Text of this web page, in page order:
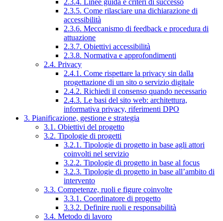
2.3.4. Linee guida e criteri di successo
2.3.5. Come rilasciare una dichiarazione di
accessibilità
2.3.6. Meccanismo di feedback e procedura di
attuazione
2.3.7. Obiettivi accessibilità
2.3.8. Normativa e approfondimenti
2.4. Privacy
2.4.1. Come rispettare la privacy sin dalla
progettazione di un sito o servizio digitale
2.4.2. Richiedi il consenso quando necessario
2.4.3. Le basi del sito web: architettura,
informativa privacy, riferimenti DPO
3. Pianificazione, gestione e strategia
3.1. Obiettivi del progetto
3.2. Tipologie di progetti
3.2.1. Tipologie di progetto in base agli attori
coinvolti nel servizio
3.2.2. Tipologie di progetto in base al focus
3.2.3. Tipologie di progetto in base all’ambito di
intervento
3.3. Competenze, ruoli e figure coinvolte
3.3.1. Coordinatore di progetto
3.3.2. Definire ruoli e responsabilità
3.4. Metodo di lavoro